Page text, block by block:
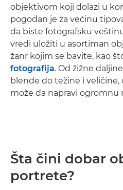
objektivom koji dolazi u
pogodan je za većinu
da biste fotografsku
vredi uložiti u asortiman
žanr kojim se bavite, kao
fotografija. Od žižne
blende do težine i
može da napravi ogromnu
Šta čini dobar
portrete?